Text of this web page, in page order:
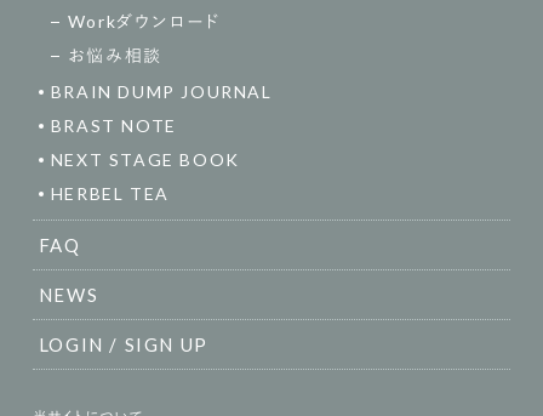
Workダウンロード
お悩み相談
BRAIN DUMP JOURNAL
BRAST NOTE
NEXT STAGE BOOK
HERBEL TEA
FAQ
NEWS
LOGIN / SIGN UP